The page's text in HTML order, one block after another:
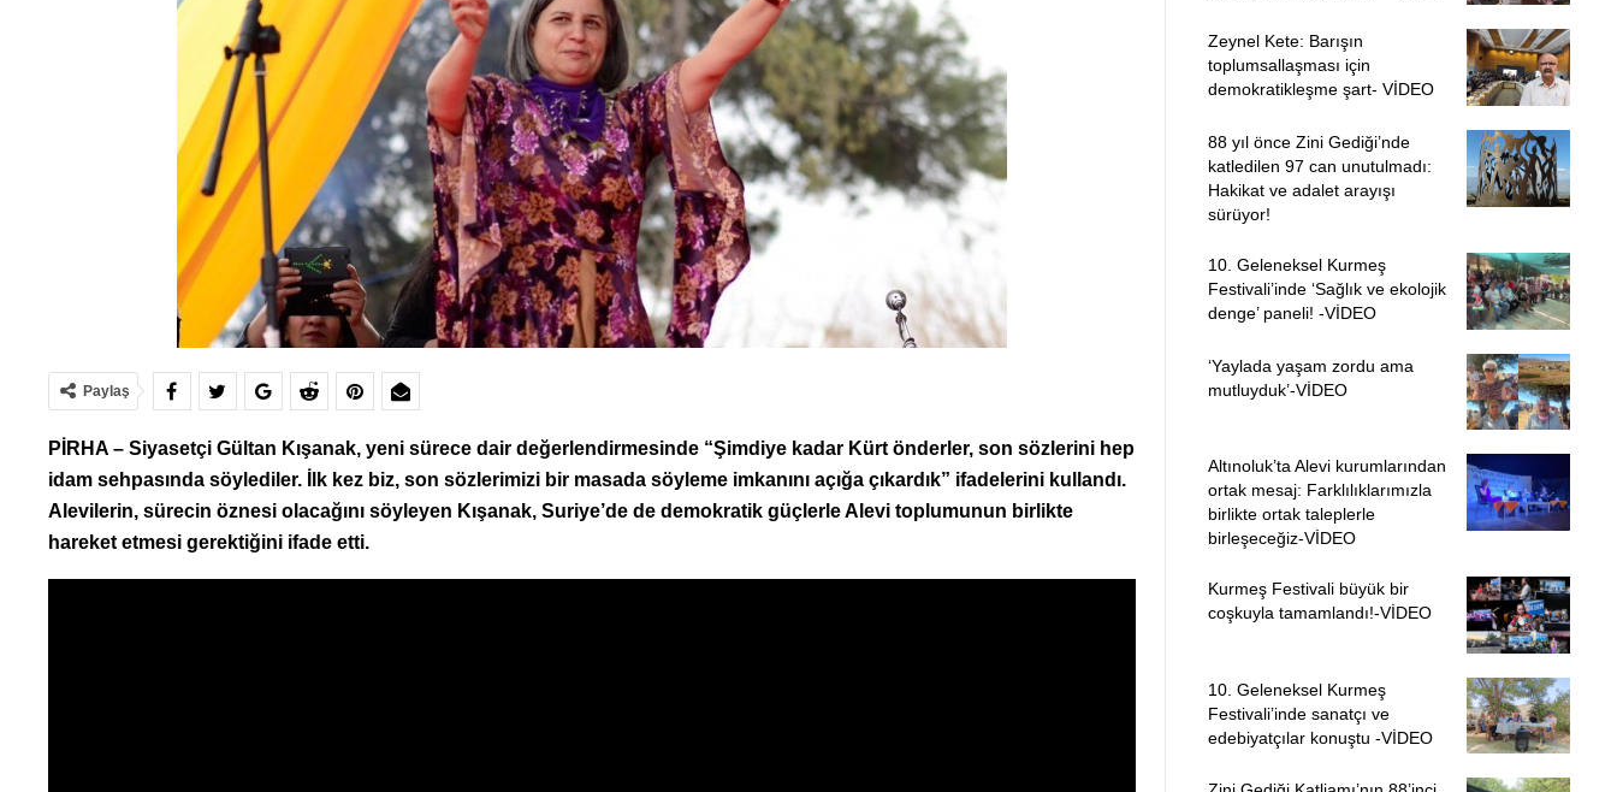
Paylaş
PİRHA – Siyasetçi Gültan Kışanak, yeni sürece dair değerlendirmesinde “Şimdiye kadar Kürt önderler, son sözlerini hep
idam sehpasında söylediler. İlk kez biz, son sözlerimizi bir masada söyleme imkanını açığa çıkardık” ifadelerini kullandı.
Alevilerin, sürecin öznesi olacağını söyleyen Kışanak, Suriye’de de demokratik güçlerle Alevi toplumunun birlikte
hareket etmesi gerektiğini ifade etti.
Zeynel Kete: Barışın
toplumsallaşması için
demokratikleşme şart- VİDEO
88 yıl önce Zini Gediği’nde
katledilen 97 can unutulmadı:
Hakikat ve adalet arayışı
sürüyor!
10. Geleneksel Kurmeş
Festivali’inde ‘Sağlık ve ekolojik
denge’ paneli! -VİDEO
‘Yaylada yaşam zordu ama
mutluyduk’-VİDEO
Altınoluk’ta Alevi kurumlarından
ortak mesaj: Farklılıklarımızla
birlikte ortak taleplerle
birleşeceğiz-VİDEO
Kurmeş Festivali büyük bir
coşkuyla tamamlandı!-VİDEO
10. Geleneksel Kurmeş
Festivali’inde sanatçı ve
edebiyatçılar konuştu -VİDEO